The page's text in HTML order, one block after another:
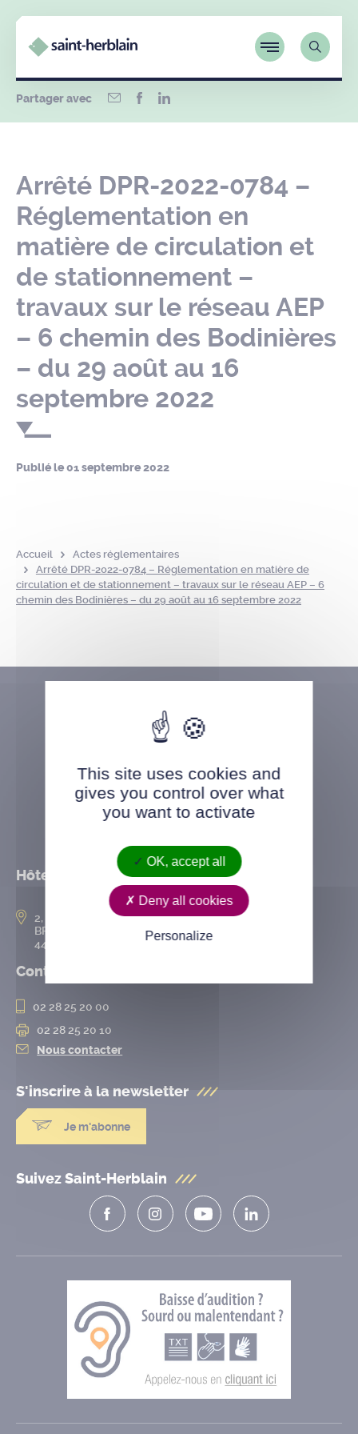
Partager avec
Arrêté DPR-2022-0784 –
Réglementation en
matière de circulation et
de stationnement –
travaux sur le réseau AEP
– 6 chemin des Bodinières
– du 29 août au 16
septembre 2022
Publié le01 septembre 2022
Accueil
Actes réglementaires
Arrêté DPR-2022-0784 – Réglementation en matière de
circulation et de stationnement – travaux sur le réseau AEP – 6
chemin des Bodinières – du 29 août au 16 septembre 2022
Hôtel de ville
2, rue de l’Hôtel-de-Ville
BP 50167
44802 Saint-Herblain cedex
Contact
02 28 25 20 00
02 28 25 20 10
Nous contacter
S'inscrire à la newsletter
Je m'abonne
Suivez Saint-Herblain
This site uses cookies and
gives you control over what
you want to activate
OK, accept all
Deny all cookies
Personalize